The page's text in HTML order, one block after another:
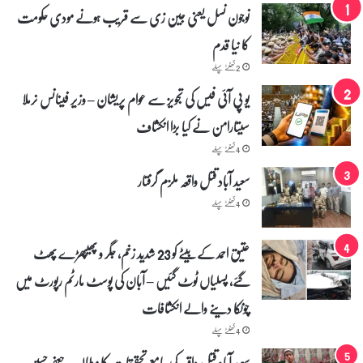
نوجون نسل یعنی جین زی سے قریب ہونے مودی حکومت
کا نیا قدم
2 گھنٹے پہلے
یو پی آئی فیس کی تجویز سے عوام پریشان – وزیر فینانس نرملا
سیتارامن نے کیا بڑا انکشاف
4 گھنٹے پہلے
سعید آباد قتل واقعہ ملزم گرفتار
4 گھنٹے پہلے
عتیق احمد کے بیٹے کو 23 شدید زخم، جگر و پھیپھڑے پھٹ
گئے، پسلیاں ٹوٹ گئیں – آبان کی پوسٹ مارٹم رپورٹ میں
چونکا دینے والے انکشافات
4 گھنٹے پہلے